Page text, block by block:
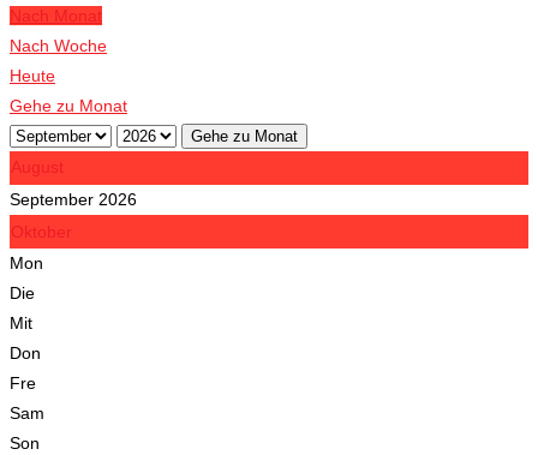
Nach Monat
Nach Woche
Heute
Gehe zu Monat
Gehe zu Monat
August
September 2026
Oktober
Mon
Die
Mit
Don
Fre
Sam
Son